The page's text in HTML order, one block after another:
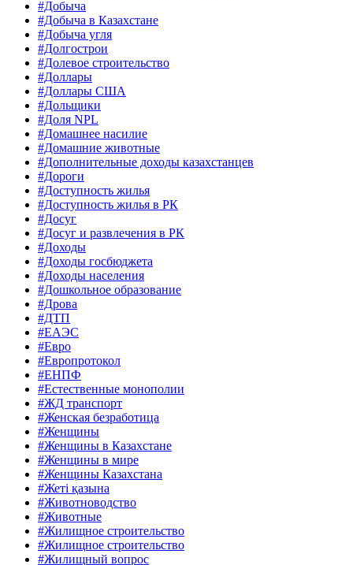
#Добыча
#Добыча в Казахстане
#Добыча угля
#Долгострои
#Долевое строительство
#Доллары
#Доллары США
#Дольщики
#Доля NPL
#Домашнее насилие
#Домашние животные
#Дополнительные доходы казахстанцев
#Дороги
#Доступность жилья
#Доступность жилья в РК
#Досуг
#Досуг и развлечения в РК
#Доходы
#Доходы госбюджета
#Доходы населения
#Дошкольное образование
#Дрова
#ДТП
#ЕАЭС
#Евро
#Европротокол
#ЕНПФ
#Естественные монополии
#ЖД транспорт
#Женская безработица
#Женщины
#Женщины в Казахстане
#Женщины в мире
#Женщины Казахстана
#Жеті қазына
#Животноводство
#Животные
#Жилищное строительство
#Жилищное строительство
#Жилищный вопрос